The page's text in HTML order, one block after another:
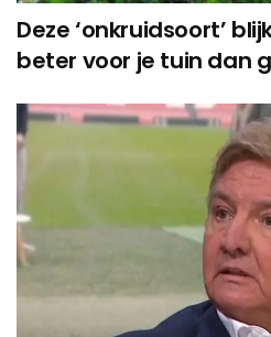
Deze ‘onkruidsoort’
beter voor je tuin dan